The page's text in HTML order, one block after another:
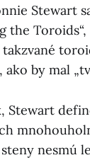
Stewart
the
by mal
Stewart
nesmú